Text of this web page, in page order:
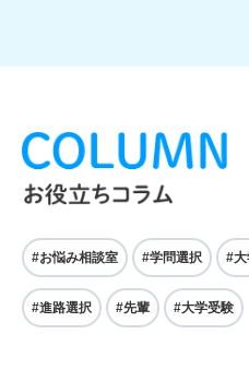
#お悩み相談室 #学問選択 #
#進路選択 #先輩 #大学受験